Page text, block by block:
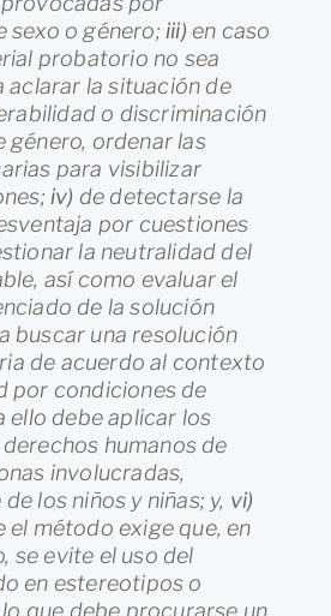
sexo o género; iii) en caso
probatorio no sea
aclarar la situación de
o discriminación
género, ordenar las
para visibilizar
iv) de detectarse la
por cuestiones
la neutralidad del
así como evaluar el
de la solución
buscar una resolución
de acuerdo al contexto
por condiciones de
ello debe aplicar los
humanos de
involucradas,
los niños y niñas; y, vi)
el método exige que, en
se evite el uso del
en estereotipos o